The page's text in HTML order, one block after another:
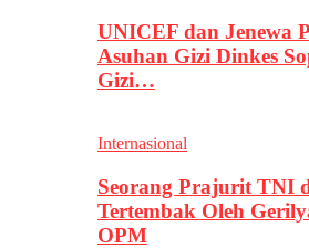
UNICEF dan Jenewa
Asuhan Gizi Dinkes
Gizi…
Internasional
Seorang Prajurit TNI
Tertembak Oleh
OPM